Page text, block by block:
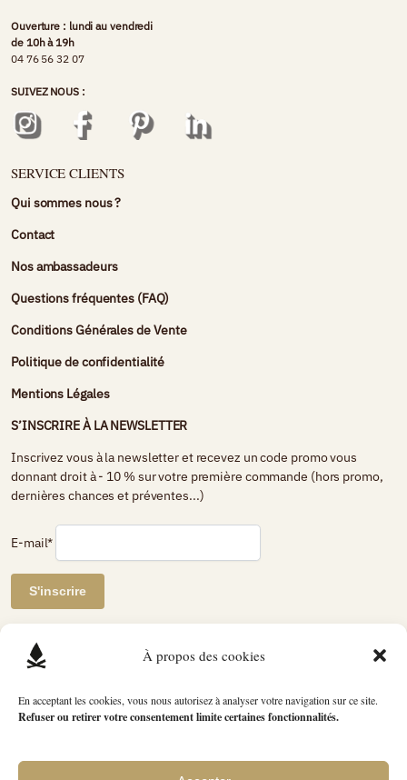
À propos des cookies
En acceptant les cookies, vous nous autorisez à analyser votre navigation sur ce site.
Refuser ou retirer votre consentement limite certaines fonctionnalités.
Ouverture : lundi au vendredi
de 10h à 19h
04 76 56 32 07
SUIVEZ NOUS :
SERVICE CLIENTS
Qui sommes nous ?
Contact
Nos ambassadeurs
Questions fréquentes (FAQ)
Conditions Générales de Vente
Politique de confidentialité
Mentions Légales
S’INSCRIRE À LA NEWSLETTER
Inscrivez vous à la newsletter et recevez un code promo vous
donnant droit à - 10 % sur votre première commande (hors promo,
dernières chances et préventes...)
E-mail*
Petit Bivouac
évaluation du produit 4.89 / 5 2739 avis